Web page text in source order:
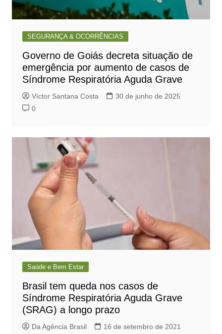
SEGURANÇA & OCORRÊNCIAS
Governo de Goiás decreta situação de
emergência por aumento de casos de
Síndrome Respiratória Aguda Grave
Víctor Santana Costa
30 de junho de 2025
0
Saúde e Bem Estar
Brasil tem queda nos casos de
Síndrome Respiratória Aguda Grave
(SRAG) a longo prazo
Da Agência Brasil
16 de setembro de 2021